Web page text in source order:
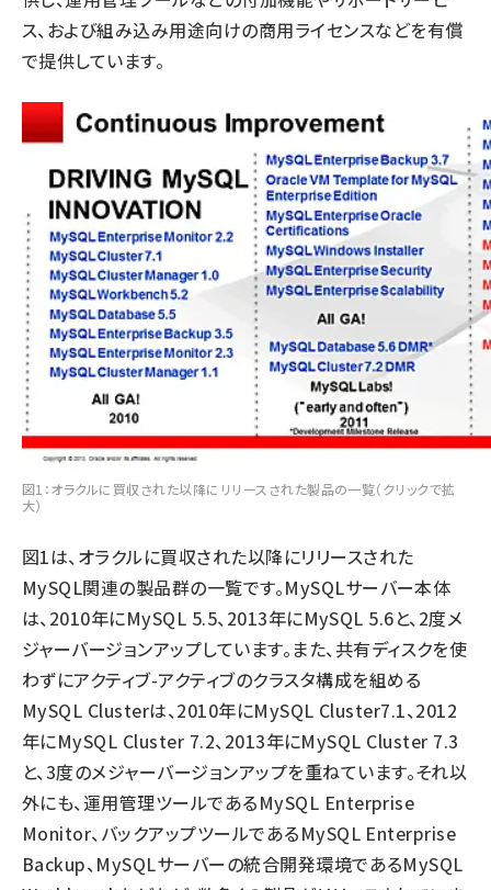
ス、および組み込み用途向けの商用ライセンスなどを有償
で提供しています。
図1：オラクルに買収された以降にリリースされた製品の一覧（クリックで拡
大）
図1は、オラクルに買収された以降にリリースされた
MySQL関連の製品群の一覧です。MySQLサーバー本体
は、2010年にMySQL 5.5、2013年にMySQL 5.6と、2度メ
ジャーバージョンアップしています。また、共有ディスクを使
わずにアクティブ-アクティブのクラスタ構成を組める
MySQL Clusterは、2010年にMySQL Cluster7.1、2012
年にMySQL Cluster 7.2、2013年にMySQL Cluster 7.3
と、3度のメジャーバージョンアップを重ねています。それ以
外にも、運用管理ツールであるMySQL Enterprise
Monitor、バックアップツールであるMySQL Enterprise
Backup、MySQLサーバーの統合開発環境であるMySQL